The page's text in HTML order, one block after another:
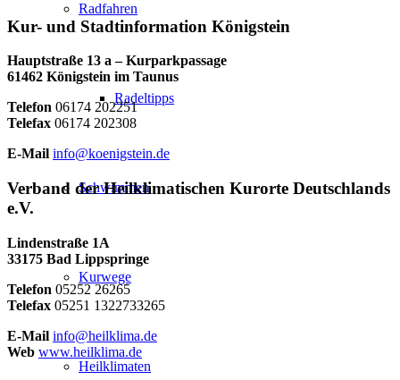
Radfahren
Radeltipps
Schwimmen
Kurwege
Heilklimaten
Kur- und Stadtinformation Königstein
Hauptstraße 13 a – Kurparkpassage
61462 Königstein im Taunus
Telefon 06174 202251
Telefax 06174 202308
E-Mail info@koenigstein.de
Verband der Heilklimatischen Kurorte Deutschlands
e.V.
Lindenstraße 1A
33175 Bad Lippspringe
Telefon 05252 26265
Telefax 05251 1322733265
E-Mail info@heilklima.de
Web www.heilklima.de